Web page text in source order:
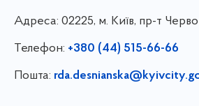
Адреса: 02225, м. Київ, пр-т
Телефон: +380 (44) 515-66-66
Пошта: